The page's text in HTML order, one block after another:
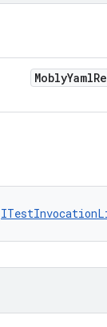
MoblyYaml